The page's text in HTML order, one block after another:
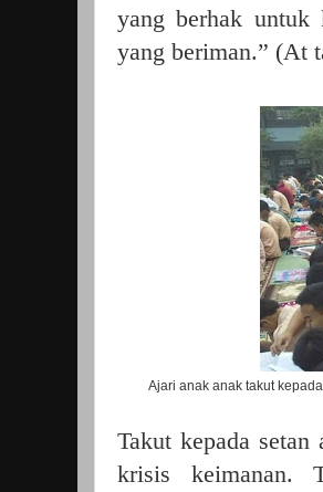
yang berhak untuk
yang beriman.” (At
Ajari anak anak takut
Takut kepada setan
krisis keimanan.